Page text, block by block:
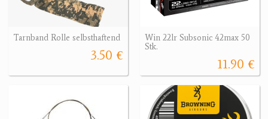
Tarnband Rolle selbsthaftend
3.50 €
Win 22lr Subsonic 42max 50
Stk.
11.90 €